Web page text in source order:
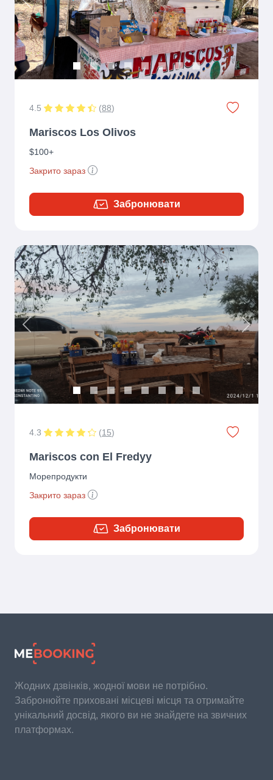
Previous Next
4.5 (88)
Mariscos Los Olivos
$100+
Закрито зараз
Забронювати
Previous Next
4.3 (15)
Mariscos con El Fredyy
Морепродукти
Закрито зараз
Забронювати
Жодних дзвінків, жодної мови не потрібно.
Забронюйте приховані місцеві місця та отримайте
унікальний досвід, якого ви не знайдете на звичних
платформах.